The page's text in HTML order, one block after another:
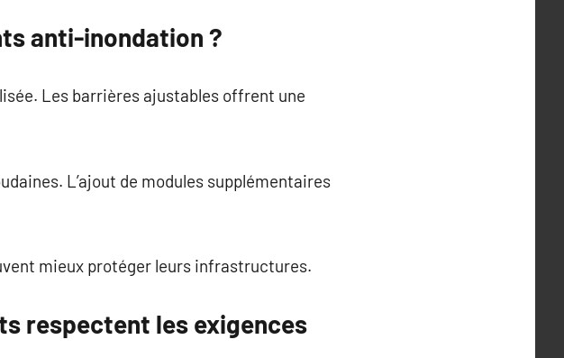
anti-inondation ?
Les barrières ajustables offrent une
L’ajout de modules supplémentaires
mieux protéger leurs infrastructures.
respectent les exigences